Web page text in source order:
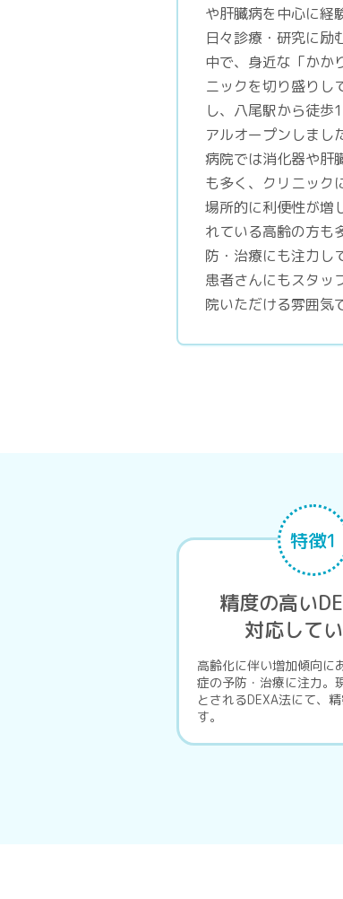
や肝臓病を中心に経
日々診療・研究に励
中で、身近な「かか
ニックを切り盛りし
し、八尾駅から徒歩
アルオープンしまし
病院では消化器や肝
も多く、クリニック
場所的に利便性が増
れている高齢の方も
防・治療にも注力し
患者さんにもスタッ
院いただける雰囲気
特徴1
精度の高い
対応して
高齢化に伴い増加傾向に
症の予防・治療に注力。
とされるDEXA法にて、
す。